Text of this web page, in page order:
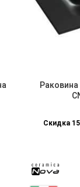
Скидка